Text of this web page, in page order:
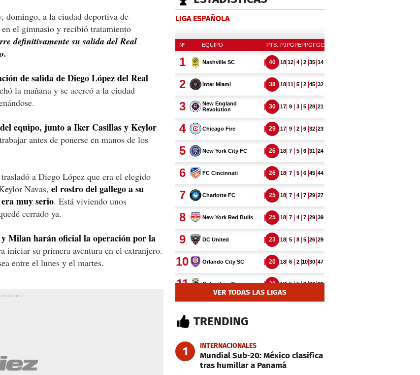
domingo, a la ciudad deportiva de
el gimnasio y recibió tratamiento
definitivamente su salida del Real
de salida de Diego López del Real
la mañana y se acercó a la ciudad
equipo, junto a Iker Casillas y Keylor
antes de ponerse en manos de los
a Diego López que era el elegido
Navas, el rostro del gallego a su
muy serio. Está viviendo unos
cerrado ya.
Milan harán oficial la operación por la
iniciar su primera aventura en el extranjero.
entre el lunes y el martes.
LIGA ESPAÑOLA
VER TODAS LAS LIGAS
TRENDING
1 INTERNACIONALES
Mundial Sub-20: México clasifica
tras humillar a Panamá